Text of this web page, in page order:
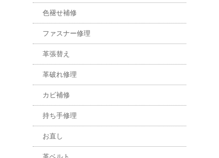
色褪せ補修
ファスナー修理
革張替え
革破れ修理
カビ補修
持ち手修理
お直し